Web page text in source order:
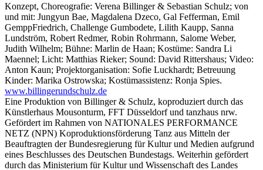
Konzept, Choreografie: Verena Billinger & Sebastian Schulz; von
und mit: Jungyun Bae, Magdalena Dzeco, Gal Fefferman, Emil
Gempp­Friedrich, Challenge Gumbodete, Lilith Kaupp, Sanna
Lundström, Robert Redmer, Robin Rohrmann, Salome Weber,
Judith Wilhelm; Bühne: Marlin de Haan; Kostüme: Sandra Li
Maennel; Licht: Matthias Rieker; Sound: David Rittershaus; Video:
Anton Kaun; Projektorganisation: Sofie Luckhardt; Betreuung
Kinder: Marika Ostrowska; Kostümassistenz: Ronja Spies.
www.billingerundschulz.de
Eine Produktion von Billinger & Schulz, koproduziert durch das
Künstlerhaus Mousonturm, FFT Düsseldorf und tanzhaus nrw.
Gefördert im Rahmen von NATIONALES PERFORMANCE
NETZ (NPN) Koproduktionsförderung Tanz aus Mitteln der
Beauftragten der Bundesregierung für Kultur und Medien aufgrund
eines Beschlusses des Deutschen Bundestags. Weiterhin gefördert
durch das Ministerium für Kultur und Wissenschaft des Landes